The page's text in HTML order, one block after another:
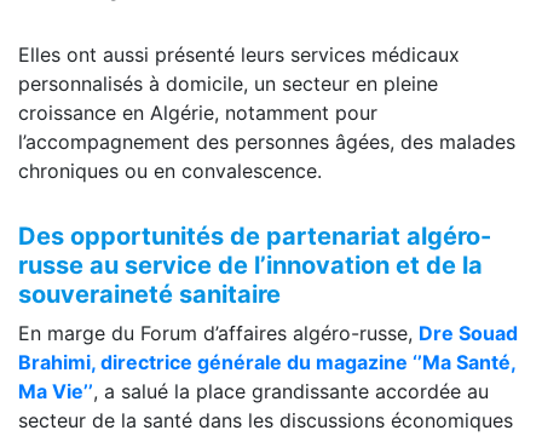
Elles ont aussi présenté leurs services médicaux
personnalisés à domicile, un secteur en pleine
croissance en Algérie, notamment pour
l’accompagnement des personnes âgées, des malades
chroniques ou en convalescence.
Des opportunités de partenariat algéro-
russe au service de l’innovation et de la
souveraineté sanitaire
En marge du Forum d’affaires algéro-russe, Dre Souad
Brahimi, directrice générale du magazine ‘’Ma Santé,
Ma Vie’’, a salué la place grandissante accordée au
secteur de la santé dans les discussions économiques